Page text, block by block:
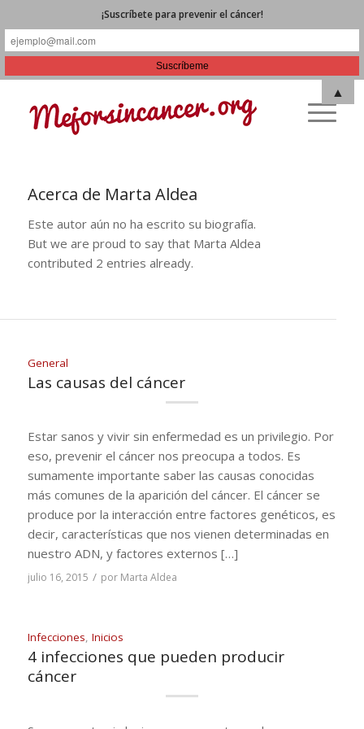
Acerca de Marta Aldea
Este autor aún no ha escrito su biografía.
But we are proud to say that Marta Aldea
contributed 2 entries already.
General
Las causas del cáncer
Estar sanos y vivir sin enfermedad es un privilegio. Por
eso, prevenir el cáncer nos preocupa a todos. Es
sumamente importante saber las causas conocidas
más comunes de la aparición del cáncer. El cáncer se
produce por la interacción entre factores genéticos, es
decir, características que nos vienen determinadas en
nuestro ADN, y factores externos […]
julio 16, 2015 / por Marta Aldea
Infecciones, Inicios
4 infecciones que pueden producir
cáncer
¡Suscríbete para prevenir el cáncer!
▲